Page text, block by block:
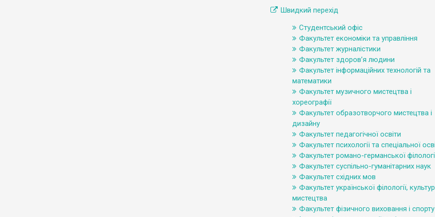
Швидкий перехід
Студентський офіс
Факультет економіки та управління
Факультет журналістики
Факультет здоров’я людини
Факультет інформаційних технологій та
математики
Факультет музичного мистецтва і
хореографії
Факультет образотворчого мистецтва і
дизайну
Факультет педагогічної освіти
Факультет психології та спеціальної
Факультет романо-германської
Факультет суспільно-гуманітарних наук
Факультет східних мов
Факультет української філології,
мистецтва
Факультет фізичного виховання і спорту